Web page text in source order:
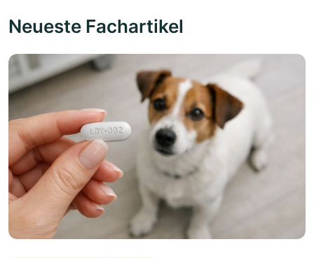
Neueste Fachartikel